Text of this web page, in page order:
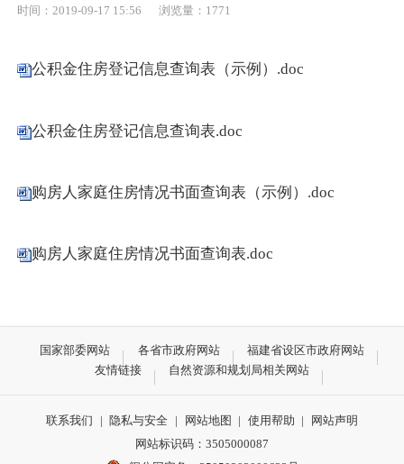
时间：2019-09-17 15:56
浏览量： 1771
公积金住房登记信息查询表（示例）.doc
公积金住房登记信息查询表.doc
购房人家庭住房情况书面查询表（示例）.doc
购房人家庭住房情况书面查询表.doc
国家部委网站 各省市政府网站
福建省设区市政府网站
友情链接
自然资源和规划局相关网站
联系我们 | 隐私与安全 | 网站地图 | 使用帮助 |
网站声明
网站标识码：3505000087